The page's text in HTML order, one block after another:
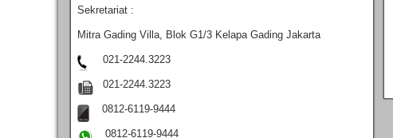
Sekretariat :
Mitra Gading Villa, Blok G1/3 Kelapa Gading Jakarta
021-2244.3223
021-2244.3223
0812-6119-9444
0812-6119-9444